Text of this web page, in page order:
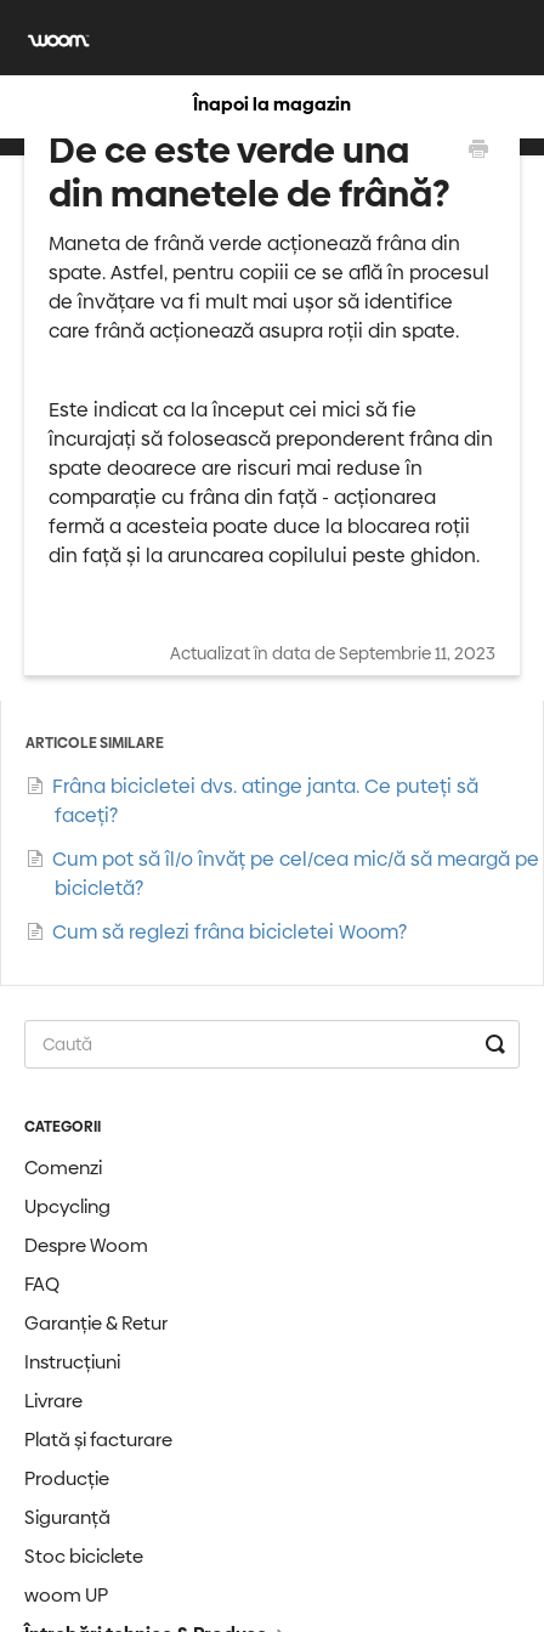
Înapoi la magazin
De ce este verde una
din manetele de frână?
Maneta de frână verde acționează frâna din
spate. Astfel, pentru copiii ce se află în procesul
de învățare va fi mult mai ușor să identifice
care frână acționează asupra roții din spate.
Este indicat ca la început cei mici să fie
încurajați să folosească preponderent frâna din
spate deoarece are riscuri mai reduse în
comparație cu frâna din față - acționarea
fermă a acesteia poate duce la blocarea roții
din față și la aruncarea copilului peste ghidon.
Actualizat în data de Septembrie 11, 2023
ARTICOLE SIMILARE
Frâna bicicletei dvs. atinge janta. Ce puteţi să
faceţi?
Cum pot să îl/o învăț pe cel/cea mic/ă să meargă pe
bicicletă?
Cum să reglezi frâna bicicletei Woom?
CATEGORII
Comenzi
Upcycling
Despre Woom
FAQ
Garanție & Retur
Instrucțiuni
Livrare
Plată și facturare
Producție
Siguranță
Stoc biciclete
woom UP